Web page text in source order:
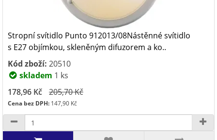
Stropní svítidlo Punto 912013/08Nástěnné svítidlo
s E27 objímkou, skleněným difuzorem a ko..
Kód zboží: 20510
skladem 1 ks
178,96 Kč
205,70 Kč
Cena bez DPH: 147,90 Kč